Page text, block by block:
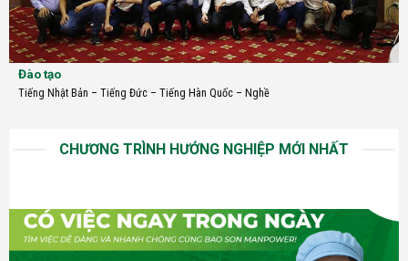
Đào tạo
Tiếng Nhật Bản – Tiếng Đức – Tiếng Hàn Quốc – Nghề
CHƯƠNG TRÌNH HƯỚNG NGHIỆP MỚI NHẤT